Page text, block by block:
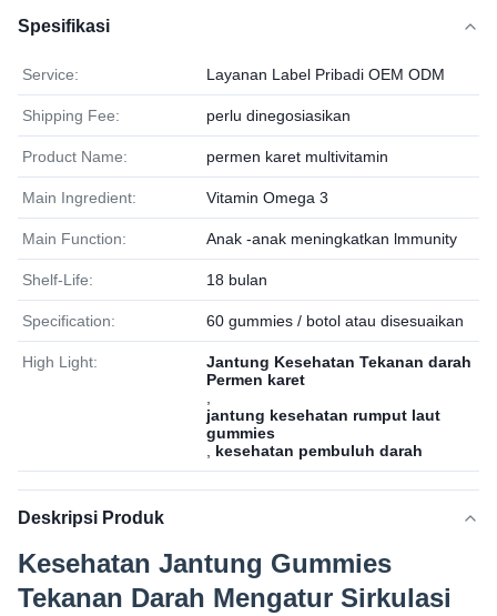
Spesifikasi
Service: Layanan Label Pribadi OEM ODM
Shipping Fee: perlu dinegosiasikan
Product Name: permen karet multivitamin
Main Ingredient: Vitamin Omega 3
Main Function: Anak -anak meningkatkan lmmunity
Shelf-Life: 18 bulan
Specification: 60 gummies / botol atau disesuaikan
High Light:
Jantung Kesehatan Tekanan darah
Permen karet
jantung kesehatan rumput laut
gummies
kesehatan pembuluh darah
Deskripsi Produk
Kesehatan Jantung Gummies
Tekanan Darah Mengatur Sirkulasi